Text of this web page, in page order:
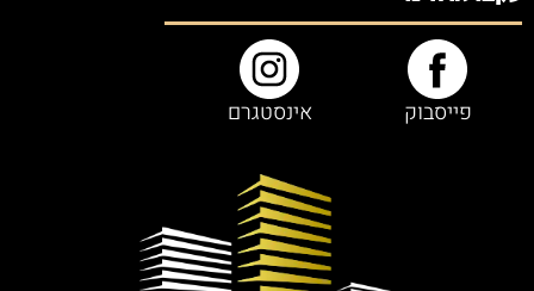
פייסבוק אינסטגרם